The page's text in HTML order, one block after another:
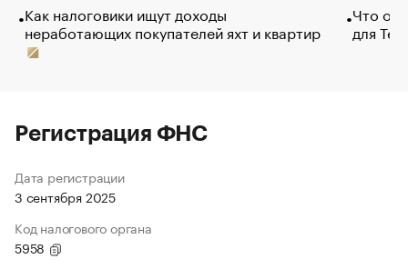
Как налоговики ищут доходы
неработающих покупателей яхт и квартир
Что
для
Регистрация ФНС
Дата регистрации
3 сентября 2025
Код налогового органа
5958